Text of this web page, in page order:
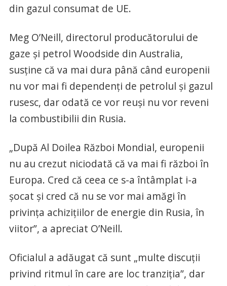
din gazul consumat de UE.
Meg O’Neill, directorul producătorului de
gaze şi petrol Woodside din Australia,
susţine că va mai dura până când europenii
nu vor mai fi dependenţi de petrolul şi gazul
rusesc, dar odată ce vor reuşi nu vor reveni
la combustibilii din Rusia.
„După Al Doilea Război Mondial, europenii
nu au crezut niciodată că va mai fi război în
Europa. Cred că ceea ce s-a întâmplat i-a
şocat şi cred că nu se vor mai amăgi în
privinţa achiziţiilor de energie din Rusia, în
viitor”, a apreciat O’Neill.
Oficialul a adăugat că sunt „multe discuţii
privind ritmul în care are loc tranziţia”, dar